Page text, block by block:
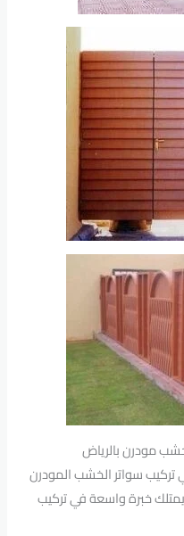
مودرن بالرياض
سواتر الخشب المودرن
خبرة واسعة في تركيب